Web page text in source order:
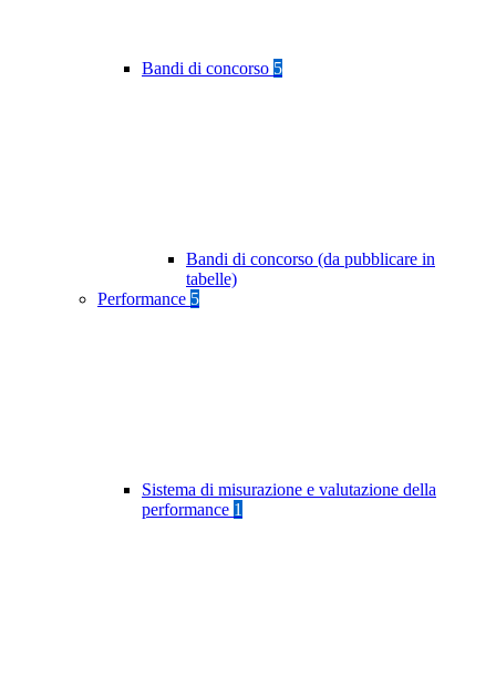
Bandi di concorso 5
Bandi di concorso (da pubblicare in
tabelle)
Performance 5
Sistema di misurazione e valutazione della
performance 1